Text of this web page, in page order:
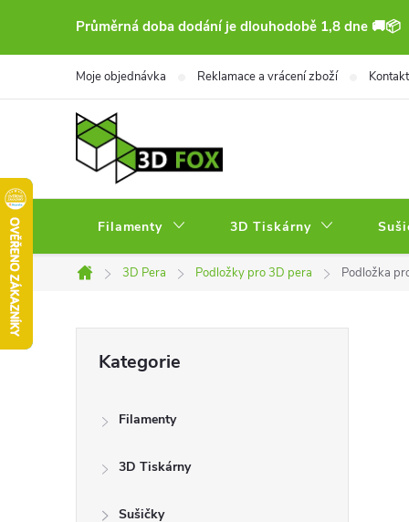
Průměrná doba dodání je dlouhodobě 1,8 dne 🚚📦
Moje objednávka Reklamace a vrácení zboží Kontakt
Filamenty 3D Tiskárny
Domů
3D Pera Podložky pro 3D pera Podložka
kategorie
Kategorie
Filamenty
3D Tiskárny
Sušičky